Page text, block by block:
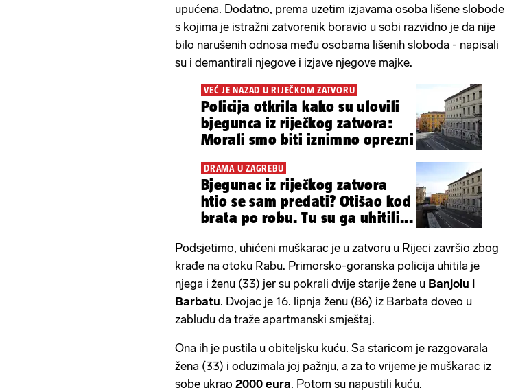
upućena. Dodatno, prema uzetim izjavama osoba lišene slobode
s kojima je istražni zatvorenik boravio u sobi razvidno je da nije
bilo narušenih odnosa među osobama lišenih sloboda - napisali
su i demantirali njegove i izjave njegove majke.
VEĆ JE NAZAD U RIJEČKOM ZATVORU
Policija otkrila kako su ulovili
bjegunca iz riječkog zatvora:
Morali smo biti iznimno oprezni
DRAMA U ZAGREBU
Bjegunac iz riječkog zatvora
htio se sam predati? Otišao kod
brata po robu. Tu su ga uhitili...
Podsjetimo, uhićeni muškarac je u zatvoru u Rijeci završio zbog
krađe na otoku Rabu. Primorsko-goranska policija uhitila je
njega i ženu (33) jer su pokrali dvije starije žene u Banjolu i
Barbatu. Dvojac je 16. lipnja ženu (86) iz Barbata doveo u
zabludu da traže apartmanski smještaj.
Ona ih je pustila u obiteljsku kuću. Sa staricom je razgovarala
žena (33) i oduzimala joj pažnju, a za to vrijeme je muškarac iz
sobe ukrao 2000 eura. Potom su napustili kuću.